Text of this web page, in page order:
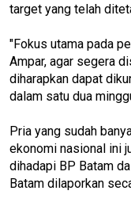
target yang telah
"Fokus utama pada
Ampar, agar segera
diharapkan dapat
dalam satu dua
Pria yang sudah
ekonomi nasional ini
dihadapi BP Batam
Batam dilaporkan